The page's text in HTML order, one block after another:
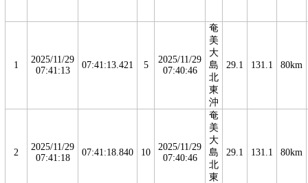
1
2025/11/29
07:41:13
07:41:13.421 5
2025/11/29
07:40:46
奄
美
大
島
北
東
沖
29.1 131.1 80km
2
2025/11/29
07:41:18
07:41:18.840 10
2025/11/29
07:40:46
奄
美
大
島
北
東
29.1 131.1 80km